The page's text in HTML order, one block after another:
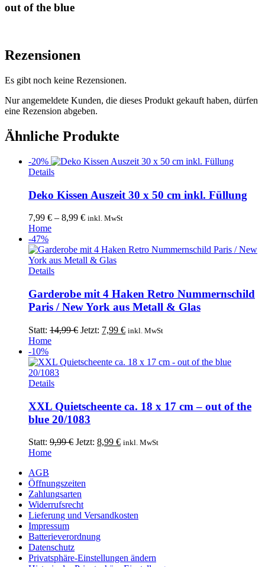
out of the blue
Rezensionen
Es gibt noch keine Rezensionen.
Nur angemeldete Kunden, die dieses Produkt gekauft haben, dürfen
eine Rezension abgeben.
Ähnliche Produkte
-20%
DetailsDieses
weist
mehrere
Varianten
auf.
Optionen
können
auf
der
Produktseite
gewählt
werden
Deko Kissen Auszeit 30 x 50 cm inkl. Füllung
7,99 € – 8,99 € inkl. MwSt
Home
-47%
DetailsDieses
weist
mehrere
Varianten
Die
auf
der
Produktseite
werden
Garderobe mit 4 Haken Retro Nummernschild
Paris / New York aus Metall & Glas
Statt: 14,99€ Ursprünglicher
14,99 €
Jetzt: 7,99 €Aktueller
7,99 €.
inkl. MwSt
Home
-10%
Details
XXL Quietscheente ca. 18 x 17 cm – out of the
blue 20/1083
Statt: 9,99€ Ursprünglicher
Jetzt: 8,99 €Aktueller
inkl. MwSt
Home
AGB
Öffnungszeiten
Zahlungsarten
Widerrufsrecht
Lieferung und Versandkosten
Impressum
Batterieverordnung
Datenschutz
Privatsphäre-Einstellungen ändern